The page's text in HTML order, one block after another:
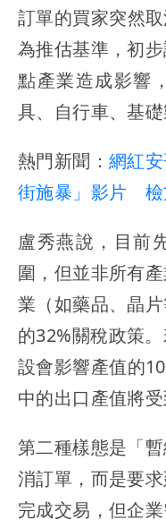
訂單的買家突然
為推估基準，初
點產業造成影響
具、自行車、基礎
熱門新聞： 網紅
街施暴」影片 檢
盧秀燕說，目前
圍，但並非所有
業（如藥品、晶
的32%關稅政策
設會影響產值的
中的出口產值將
第二種樣態是「
消訂單，而是要
完成交易，但企